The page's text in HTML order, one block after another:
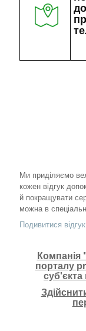
Ми приділяємо
кожен відгук
й покращувати
можна в
Подивитися
Компанія
порталу
суб'єкта